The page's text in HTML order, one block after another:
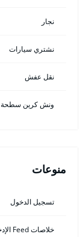
نجار
نشتري سيارات
نقل عفش
ونش كرين سطحة
منوعات
تسجيل الدخول
خلاصات Feed الإدخالات